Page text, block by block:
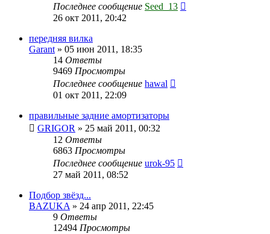
Последнее сообщение Seed_13
26 окт 2011, 20:42
передняя вилка
Garant » 05 июн 2011, 18:35
14 Ответы
9469 Просмотры
Последнее сообщение hawal
01 окт 2011, 22:09
правильные задние амортизаторы
GRIGOR » 25 май 2011, 00:32
12 Ответы
6863 Просмотры
Последнее сообщение urok-95
27 май 2011, 08:52
Подбор звёзд...
BAZUKA » 24 апр 2011, 22:45
9 Ответы
12494 Просмотры